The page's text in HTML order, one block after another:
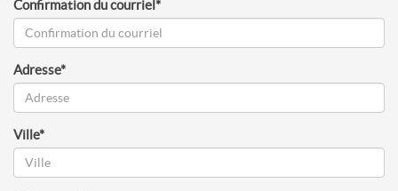
Confirmation du courriel*
Adresse*
Ville*